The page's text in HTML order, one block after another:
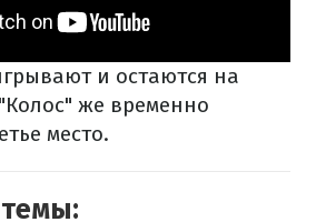
и остаются на
же временно
место.